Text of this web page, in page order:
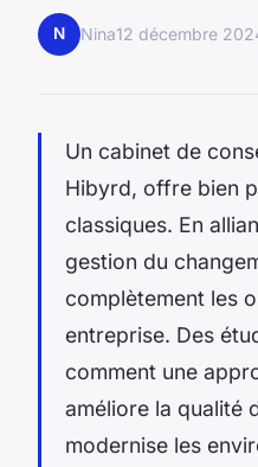
N Nina12 décembre
Un cabinet de
Hibyrd, offre bien
classiques. En
gestion du
complètement les
entreprise. Des
comment une
améliore la qualité
modernise les